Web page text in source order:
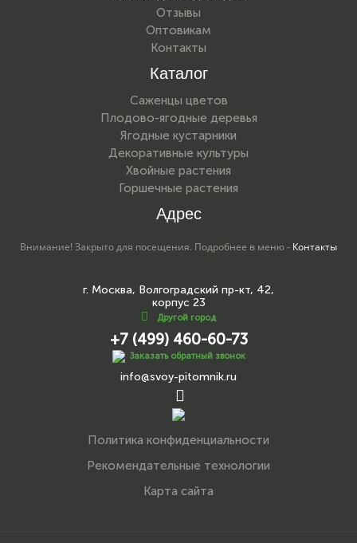
Отзывы
Оптовикам
Контакты
Каталог
Саженцы цветов
Плодово-ягодные деревья
Ягодные кустарники
Декоративные культуры
Хвойные растения
Горшечные растения
Адрес
Внимание! Закрыто для посещения. Подробнее в меню - Контакты
г. Москва, Волгоградский пр-кт, 42,
корпус 23
Другой город
+7 (499) 460-60-73
Заказать обратный звонок
info@svoy-pitomnik.ru
Политика конфиденциальности
Рекомендательные технологии
Карта сайта